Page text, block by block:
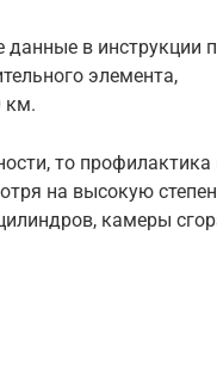
в инструкции
элемента,
км.
то профилактика
на высокую
камеры